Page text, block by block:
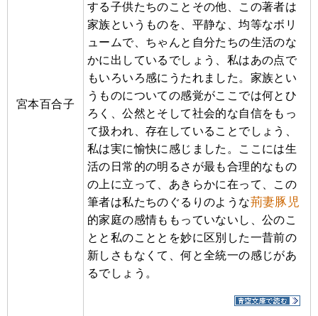
宮本百合子
する子供たちのことその他、この著者は
家族というものを、平静な、均等なボリ
ュームで、ちゃんと自分たちの生活のな
かに出しているでしょう、私はあの点で
もいろいろ感にうたれました。家族とい
うものについての感覚がここでは何とひ
ろく、公然とそして社会的な自信をもっ
て扱われ、存在していることでしょう、
私は実に愉快に感じました。ここには生
活の日常的の明るさが最も合理的なもの
の上に立って、あきらかに在って、この
筆者は私たちのぐるりのような荊妻豚児
的家庭の感情ももっていないし、公のこ
とと私のこととを妙に区別した一昔前の
新しさもなくて、何と全統一の感じがあ
るでしょう。